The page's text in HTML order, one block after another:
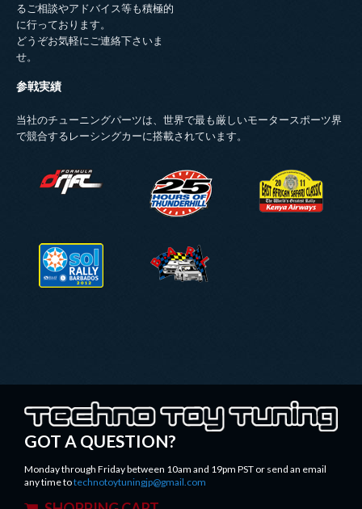
るご相談やアドバイス等も積極的
に行っております。
どうぞお気軽にご連絡下さいま
せ。
参戦実績
当社のチューニングパーツは、世界で最も厳しいモータースポーツ界
で競合するレーシングカーに搭載されています。
FDLOGO.PNG
EASR-LOGO-
2011.PNG
SOLRALLY.PNG BARL_LOGO.PNG
TECHNOTOYTUNING.PNG
GOT A QUESTION?
Monday through Friday between 10am and 19pm PST or send an email
any time totechnotoytuningjp@gmail.com